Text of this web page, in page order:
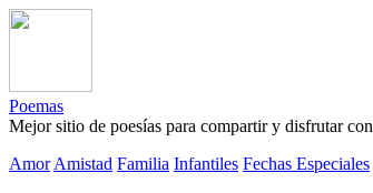
Poemas
Mejor sitio de poesías para compartir y disfrutar
Amor Amistad Familia Infantiles Fechas Especiales